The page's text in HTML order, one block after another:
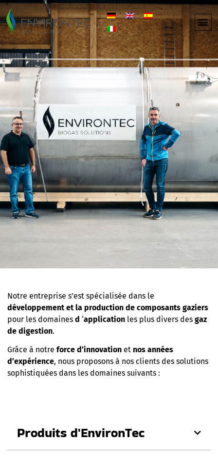
Notre entreprise s’est spécialisée dans le
développement et la production de composants gaziers
pour les domaines d ‘application les plus divers des gaz
de digestion.
Grâce à notre force d’innovation et nos années
d’expérience, nous proposons à nos clients des solutions
sophistiquées dans les domaines suivants :
Produits d'EnvironTec